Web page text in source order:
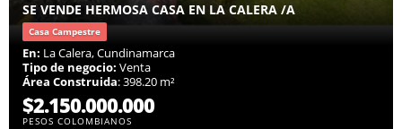
SE VENDE HERMOSA CASA EN LA CALERA /A
Casa Campestre
En: La Calera, Cundinamarca
Tipo de negocio: Venta
Área Construida: 398.20 m²
$2.150.000.000
PESOS COLOMBIANOS